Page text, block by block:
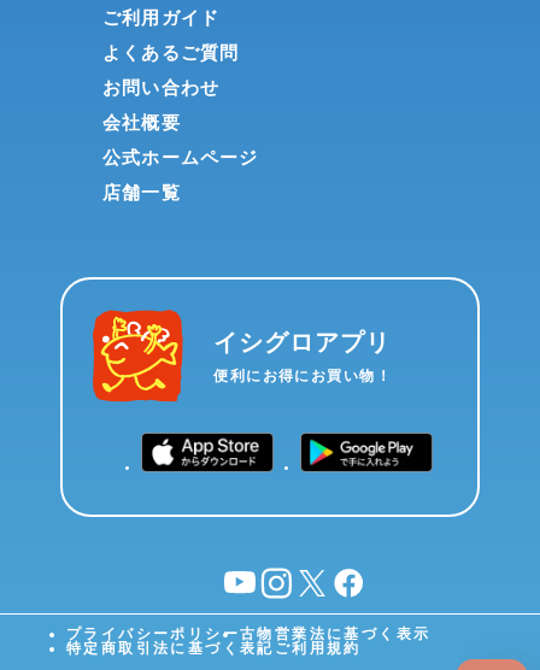
ご利用ガイド
よくあるご質問
お問い合わせ
会社概要
公式ホームページ
店舗一覧
イシグロアプリ
便利にお得にお買い物！
YouTubeinstagram
X facebook
プライバシーポリシー古物営業法に基づく表示
特定商取引法に基づく表記 ご利用規約